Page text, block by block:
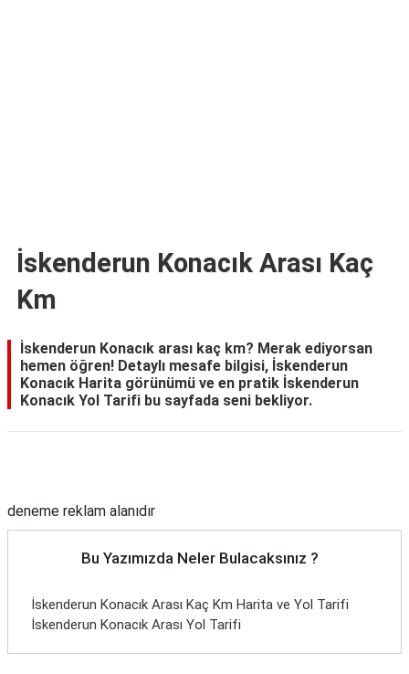
İskenderun Konacık Arası Kaç
Km
İskenderun Konacık arası kaç km? Merak ediyorsan
hemen öğren! Detaylı mesafe bilgisi, İskenderun
Konacık Harita görünümü ve en pratik İskenderun
Konacık Yol Tarifi bu sayfada seni bekliyor.
deneme reklam alanıdır
Bu Yazımızda Neler Bulacaksınız ?
İskenderun Konacık Arası Kaç Km Harita ve Yol Tarifi
İskenderun Konacık Arası Yol Tarifi